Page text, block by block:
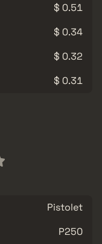
$ 0.51
$ 0.34
$ 0.32
$ 0.31
Pistolet
P250